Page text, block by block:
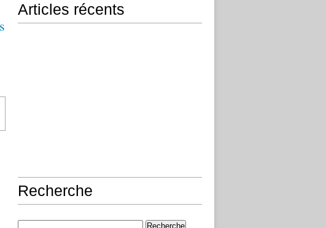
Articles récents
Recherche